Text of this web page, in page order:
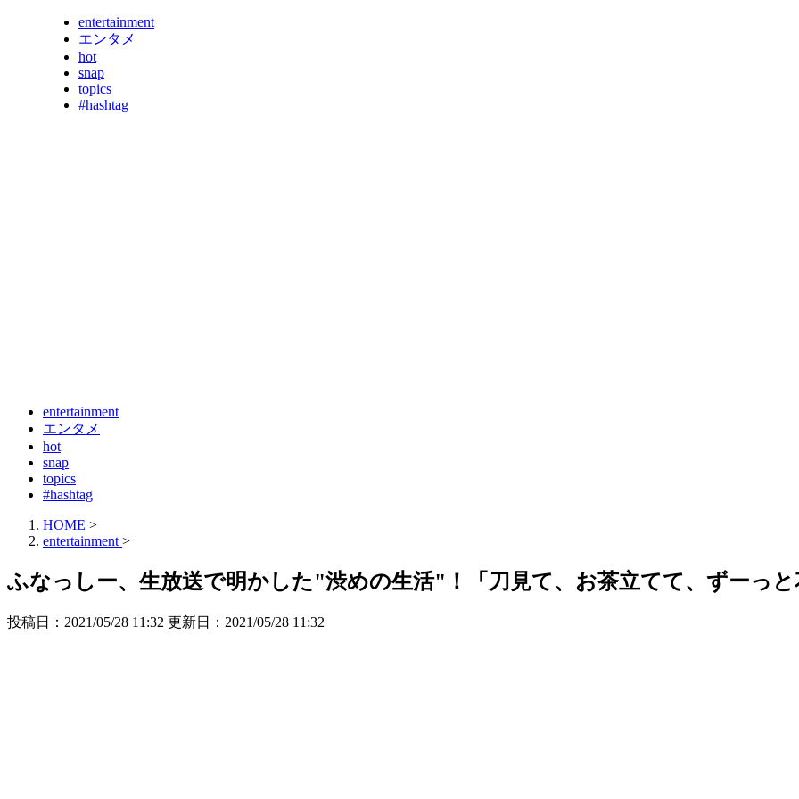
entertainment
エンタメ
hot
snap
topics
#hashtag
entertainment
エンタメ
hot
snap
topics
#hashtag
HOME >
entertainment >
ふなっしー、生放送で明かした"渋めの生活"！「刀見て、お茶立てて、ずーっ
投稿日：2021/05/28 11:32 更新日： 2021/05/28 11:32